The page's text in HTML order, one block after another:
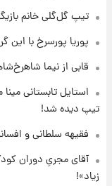
تیپ گل‌گلی خانم
پوریا پورسرخ با
قابی از نیما
استایل تابستانی
تیپ دیده شد!
فقیهه سلطانی و
آقای مجریِ دوران
زیاد»!